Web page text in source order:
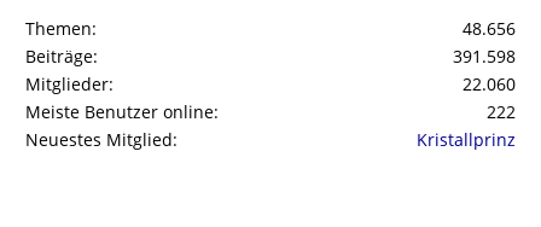
Themen
48.656
Beiträge
391.598
Mitglieder
22.060
Meiste Benutzer online
222
Neuestes Mitglied
Kristallprinz